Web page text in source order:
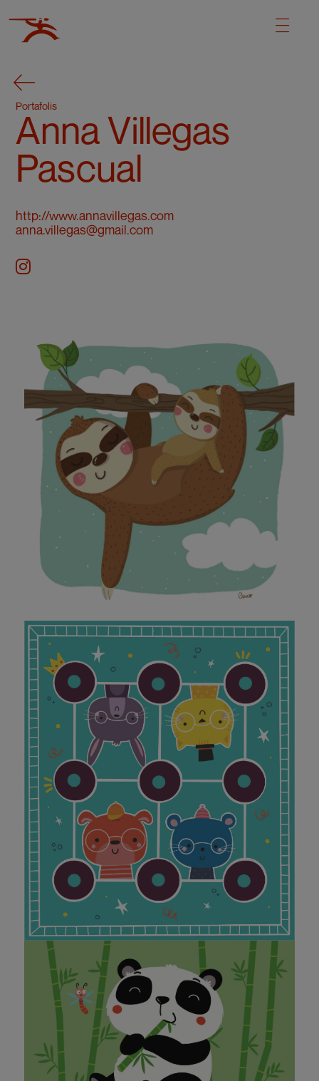
Portafolis
Anna Villegas
Pascual
http://www.annavillegas.com
anna.villegas@gmail.com